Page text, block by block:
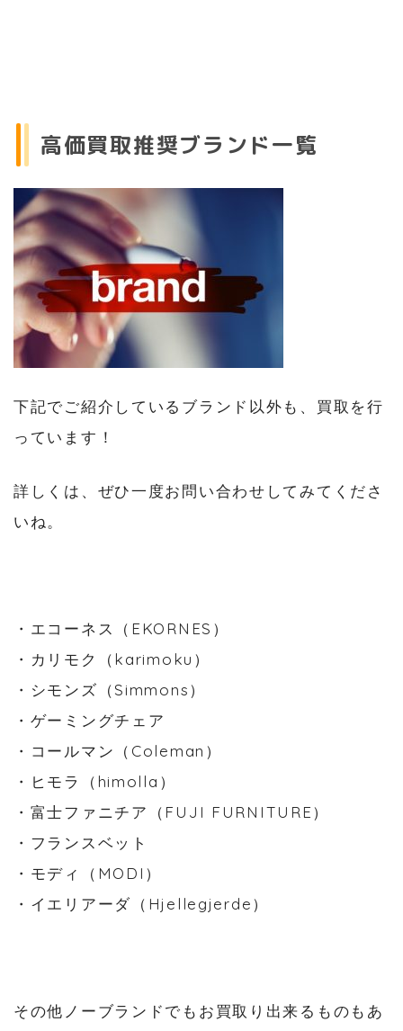
高価買取推奨ブランド一覧
下記でご紹介しているブランド以外も、買取を行
っています！
詳しくは、ぜひ一度お問い合わせしてみてくださ
いね。
・エコーネス（EKORNES）
・カリモク（karimoku）
・シモンズ（Simmons）
・ゲーミングチェア
・コールマン（Coleman）
・ヒモラ（himolla）
・富士ファニチア（FUJI FURNITURE）
・フランスベット
・モディ（MODI）
・イエリアーダ（Hjellegjerde）
その他ノーブランドでもお買取り出来るものもあ